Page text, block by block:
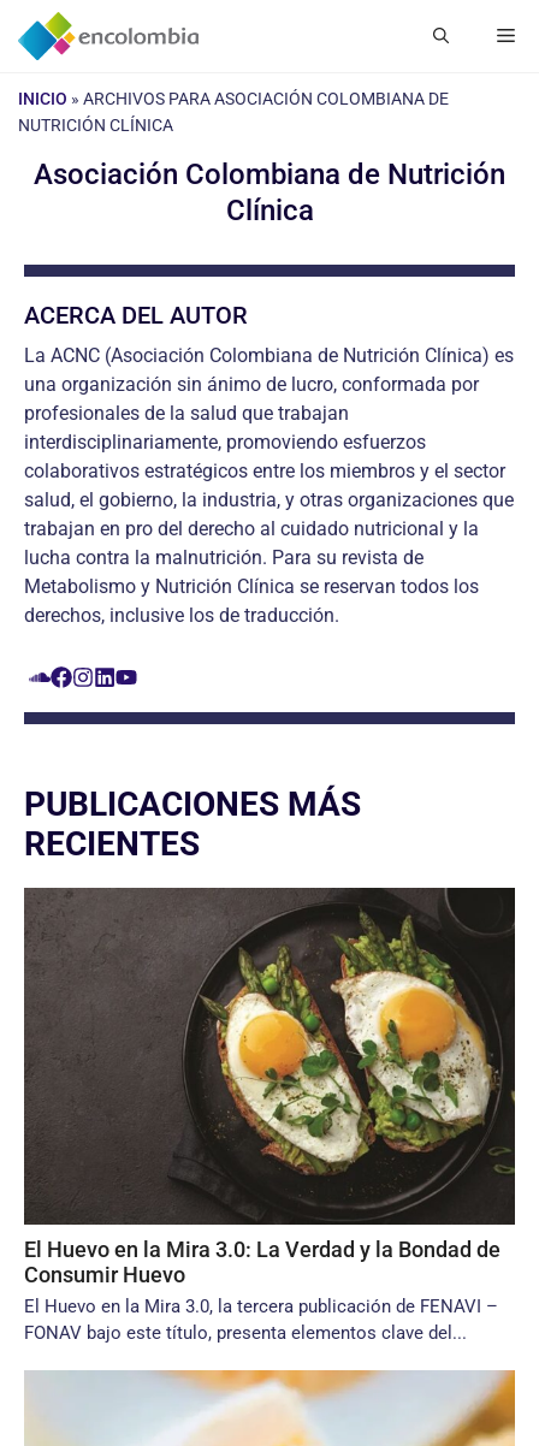
Saltar
INICIO » ARCHIVOS PARA ASOCIACIÓN COLOMBIANA DE
NUTRICIÓN CLÍNICA
Asociación Colombiana de Nutrición
Clínica
ACERCA DEL AUTOR
La ACNC (Asociación Colombiana de Nutrición Clínica) es
una organización sin ánimo de lucro, conformada por
profesionales de la salud que trabajan
interdisciplinariamente, promoviendo esfuerzos
colaborativos estratégicos entre los miembros y el sector
salud, el gobierno, la industria, y otras organizaciones que
trabajan en pro del derecho al cuidado nutricional y la
lucha contra la malnutrición. Para su revista de
Metabolismo y Nutrición Clínica se reservan todos los
derechos, inclusive los de traducción.
PUBLICACIONES MÁS
RECIENTES
El Huevo en la Mira 3.0: La Verdad y la Bondad de
Consumir Huevo
El Huevo en la Mira 3.0, la tercera publicación de FENAVI –
FONAV bajo este título, presenta elementos clave del...